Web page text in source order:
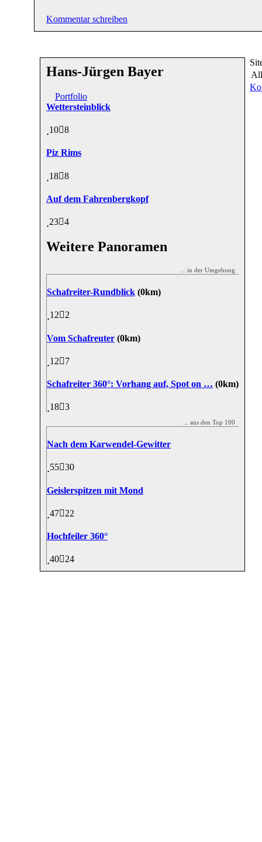
Kommentar schreiben
Hans-Jürgen Bayer
Portfolio
Wettersteinblick
10 8
Piz Rims
18 8
Auf dem Fahrenbergkopf
23 4
Weitere Panoramen
... in der Umgebung
Schafreiter-Rundblick (0km)
12 2
Vom Schafreuter (0km)
12 7
Schafreiter 360°: Vorhang auf, Spot on … (0km)
18 3
... aus den Top 100
Nach dem Karwendel-Gewitter
55 30
Geislerspitzen mit Mond
47 22
Hochfeiler 360°
40 24